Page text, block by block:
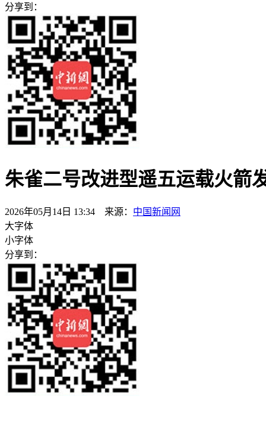
分享到：
朱雀二号改进型遥五运载火箭
2026年05月14日 13:34 来源： 中国新闻网
大字体
小字体
分享到：